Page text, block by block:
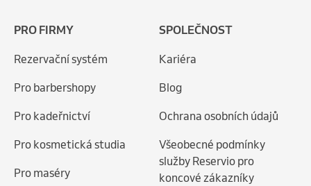
PRO FIRMY
Rezervační systém
Pro barbershopy
Pro kadeřnictví
Pro kosmetická studia
Pro maséry
SPOLEČNOST
Kariéra
Blog
Ochrana osobních údajů
Všeobecné podmínky
služby Reservio pro
koncové zákazníky